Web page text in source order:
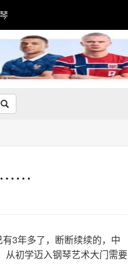
……
3年多了，断断续续的，中
从初学迈入钢琴艺术大门需要